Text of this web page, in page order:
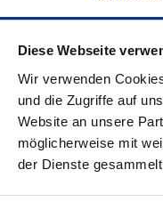
Diese Webseite
Wir verwenden
und die Zugriffe auf
Website an unsere
möglicherweise mit
der Dienste
Patrick Huber
2026:
- 16:30 Uhr